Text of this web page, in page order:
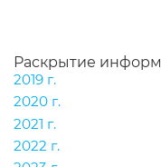
Раскрытие
2019 г.
2020 г.
2021 г.
2022 г.